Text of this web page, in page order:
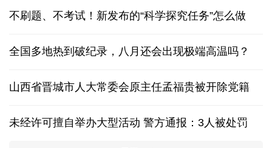
不刷题、不考试！新发布的“科学探究任务”怎么做
全国多地热到破纪录，八月还会出现极端高温吗？
山西省晋城市人大常委会原主任孟福贵被开除党籍
未经许可擅自举办大型活动 警方通报：3人被处罚